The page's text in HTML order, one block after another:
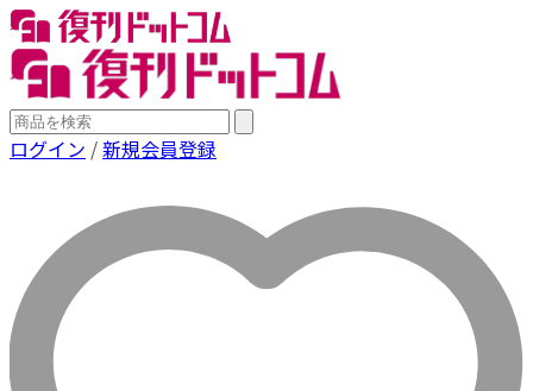
ログイン /新規会員登録